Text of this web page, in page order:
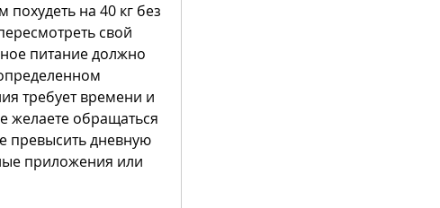
на 40 кг без
свой
питание должно
требует времени и
желаете обращаться
превысить дневную
приложения или